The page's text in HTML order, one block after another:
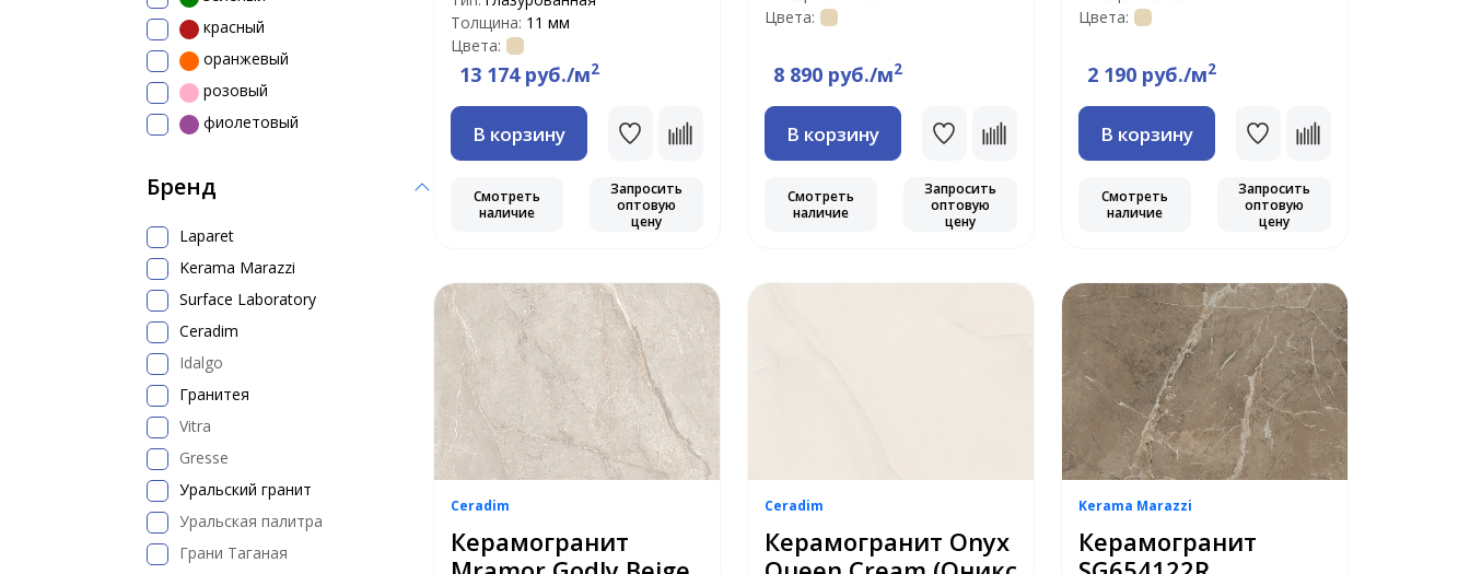
красный
оранжевый
розовый
фиолетовый
Бренд
Laparet
Kerama Marazzi
Surface Laboratory
Ceradim
Idalgo
Гранитея
Vitra
Gresse
Уральский гранит
Уральская палитра
Грани Таганая
Толщина: 11 мм
Цвета:
13 174 руб./м2
В корзину
Смотреть
наличие
Запросить
оптовую
цену
Цвета:
8 890 руб./м2
В корзину
Смотреть
наличие
Запросить
оптовую
цену
Цвета:
2 190 руб./м2
В корзину
Смотреть
наличие
Запросить
оптовую
цену
Ceradim
Керамогранит
Ceradim
Керамогранит Onyx
Kerama Marazzi
Керамогранит